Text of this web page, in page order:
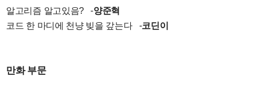
알고리즘 알고있음? -양준혁
코드 한 마디에 천냥 빚을 갚는다 -코딘이
만화 부문